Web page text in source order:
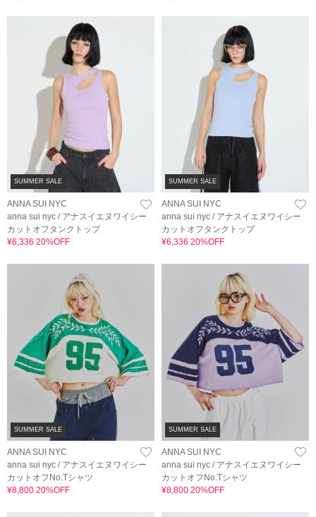
SUMMER SALE
ANNA SUI NYC
anna sui nyc / アナスイエヌワイシー
カットオフタンクトップ
¥6,336 20%OFF
SUMMER SALE
ANNA SUI NYC
anna sui nyc / アナスイエヌワイシー
カットオフタンクトップ
¥6,336 20%OFF
SUMMER SALE
ANNA SUI NYC
anna sui nyc / アナスイエヌワイシー
カットオフNo.Tシャツ
¥8,800 20%OFF
SUMMER SALE
ANNA SUI NYC
anna sui nyc / アナスイエヌワイシー
カットオフNo.Tシャツ
¥8,800 20%OFF